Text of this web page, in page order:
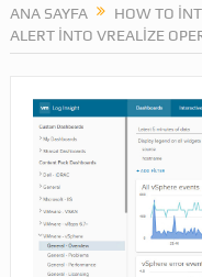
ANA SAYFA
HOW TO
ALERT INTO VREALIZE